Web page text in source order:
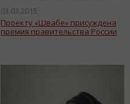
03.03.2015
Проекту «Швабе» присуждена
премия правительства России